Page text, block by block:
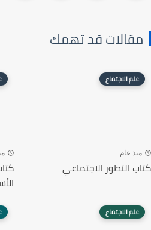
مقالات قد تهمك
علم الاجتماع
منذ عام
كتاب التطور الاجتماعي
علم الاجتماع